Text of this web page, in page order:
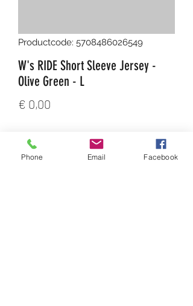
Productcode: 5708486026549
W's RIDE Short Sleeve Jersey -
Olive Green - L
€ 0,00
Aantal
Phone Email Facebook